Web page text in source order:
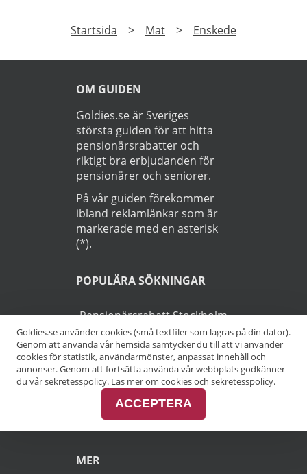
Startsida > Mat > Enskede
OM GUIDEN
Goldies.se är Sveriges
största guiden för att hitta
pensionärsrabatter och
riktigt bra erbjudanden för
pensionärer och seniorer.
På vår guiden förekommer
ibland reklamlänkar som är
markerade med en asterisk
(*).
POPULÄRA SÖKNINGAR
Pensionärsrabatt Stockholm
Pensionärsrabatt Göteborg
Pensionärsrabatt Malmö
Pensionärsrabatt Skåne
MER
Goldies.se använder cookies (små textfiler som lagras på din dator).
Genom att använda vår hemsida samtycker du till att vi använder
cookies för statistik, användarmönster, anpassat innehåll och
annonser. Genom att fortsätta använda vår webbplats godkänner
du vår sekretesspolicy. Läs mer om cookies och sekretesspolicy.
ACCEPTERA